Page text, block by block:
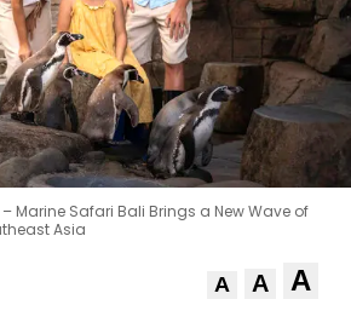
Marine Safari Bali Brings a New Wave of
Asia
A A A